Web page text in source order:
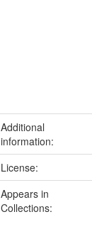
Additional
information:
License:
Appears in
Collections: